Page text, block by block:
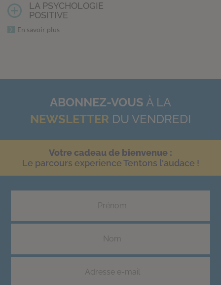
LA PSYCHOLOGIE
POSITIVE
En savoir plus
ABONNEZ-VOUS À LA
NEWSLETTER DU VENDREDI
Votre cadeau de bienvenue :
Le parcours experience Tentons l'audace !